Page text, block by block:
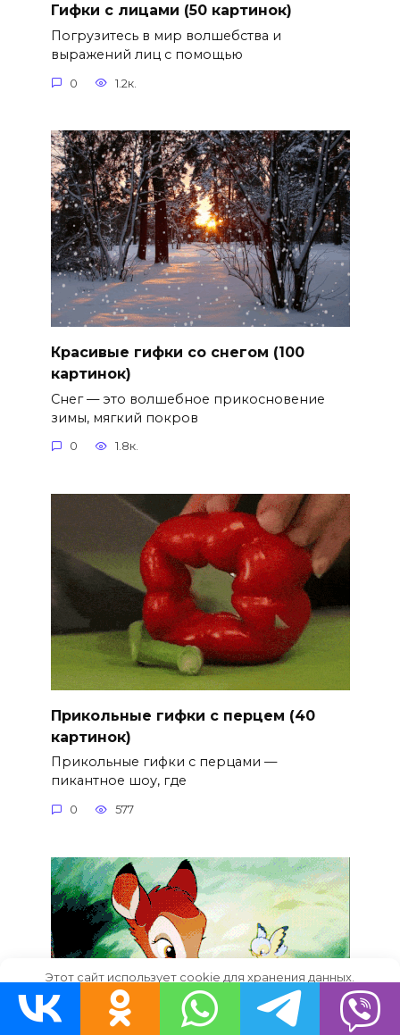
Гифки с лицами (50 картинок)
Погрузитесь в мир волшебства и
выражений лиц с помощью
0 1.2к.
Красивые гифки со снегом (100
картинок)
Снег — это волшебное прикосновение
зимы, мягкий покров
0 1.8к.
Прикольные гифки с перцем (40
картинок)
Прикольные гифки с перцами —
пикантное шоу, где
0 577
Этот сайт использует cookie для хранения данных.
Продолжая использовать сайт, Вы даете свое согласие на
работу с этими файлами.
OK